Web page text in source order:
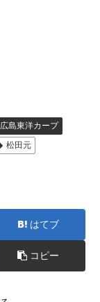
広島東洋カープ
松田元
はてブ
コピー